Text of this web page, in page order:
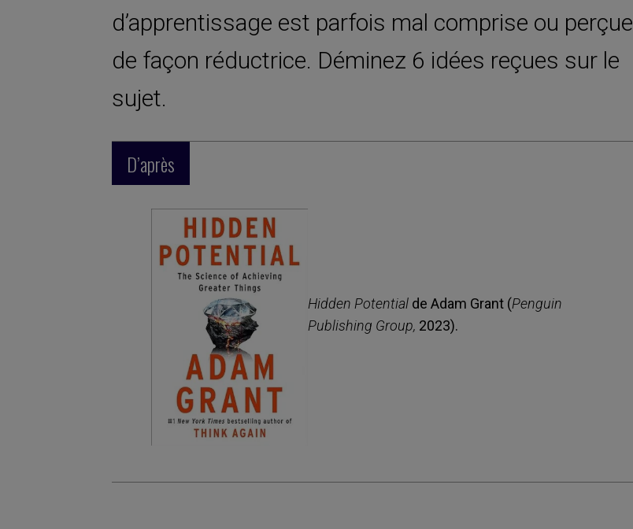
d’apprentissage est parfois mal comprise ou perçue
de façon réductrice. Déminez 6 idées reçues sur le
sujet.
D’après
Hidden Potential de Adam Grant (Penguin
Publishing Group, 2023).